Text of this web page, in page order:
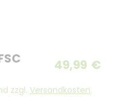
49,99 €
zzgl. Versandkosten.